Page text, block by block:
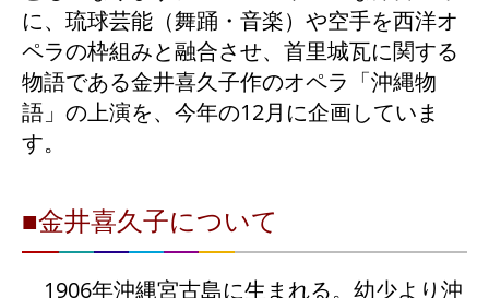
に、琉球芸能（舞踊・音楽）や空手を西洋オ
ペラの枠組みと融合させ、首里城瓦に関する
物語である⾦井喜久⼦作のオペラ「沖縄物
語」の上演を、今年の12月に企画していま
す。
■金井喜久子について
1906年沖縄宮古島に生まれる。幼少より沖